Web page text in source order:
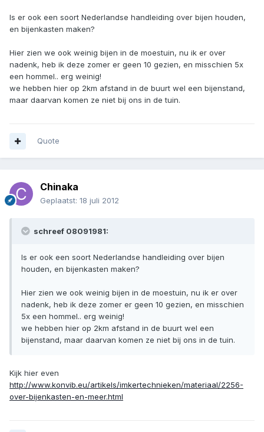
Is er ook een soort Nederlandse handleiding over bijen houden,
en bijenkasten maken?
Hier zien we ook weinig bijen in de moestuin, nu ik er over
nadenk, heb ik deze zomer er geen 10 gezien, en misschien 5x
een hommel.. erg weinig!
we hebben hier op 2km afstand in de buurt wel een bijenstand,
maar daarvan komen ze niet bij ons in de tuin.
Quote
Chinaka
Geplaatst: 18 juli 2012
schreef 08091981:
Is er ook een soort Nederlandse handleiding over bijen
houden, en bijenkasten maken?
Hier zien we ook weinig bijen in de moestuin, nu ik er over
nadenk, heb ik deze zomer er geen 10 gezien, en misschien
5x een hommel.. erg weinig!
we hebben hier op 2km afstand in de buurt wel een
bijenstand, maar daarvan komen ze niet bij ons in de tuin.
Kijk hier even
http://www.konvib.eu/artikels/imkertechnieken/materiaal/2256-
over-bijenkasten-en-meer.html